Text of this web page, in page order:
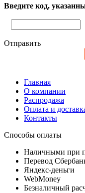
Введите код,
Отправить
Главная
О компании
Распродажа
Оплата и
Контакты
Способы оплаты
Наличными при
Перевод
Яндекс-деньги
WebMoney
Безналичный